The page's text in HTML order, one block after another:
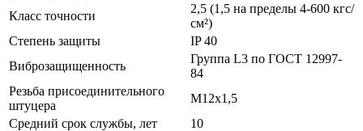
Класс точности
2,5 (1,5 на пределы 4-600 кгс/
см²)
Степень защиты
IP 40
Виброзащищенность
Группа L3 по ГОСТ 12997-
84
Резьба присоединительного
штуцера
М12х1,5
Средний срок службы, лет
10